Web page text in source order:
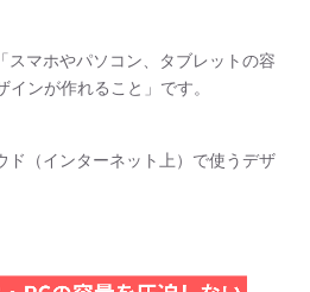
スマホやパソコン、タブレットの容
ンが作れること」です。
ド（インターネット上）で使うデザ